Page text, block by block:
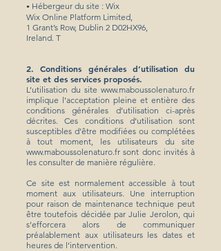
• Hébergeur du site : Wix
Wix Online Platform Limited,
1 Grant’s Row, Dublin 2 D02HX96,
Ireland. T
2. Conditions générales d’utilisation du
site et des services proposés.
L’utilisation du site www.maboussolenaturo.fr
implique l’acceptation pleine et entière des
conditions générales d’utilisation ci-après
décrites. Ces conditions d’utilisation sont
susceptibles d’être modifiées ou complétées
à tout moment, les utilisateurs du site
www.maboussolenaturo.fr sont donc invités à
les consulter de manière régulière.
Ce site est normalement accessible à tout
moment aux utilisateurs. Une interruption
pour raison de maintenance technique peut
être toutefois décidée par Julie Jerolon, qui
s’efforcera alors de communiquer
préalablement aux utilisateurs les dates et
heures de l’intervention.